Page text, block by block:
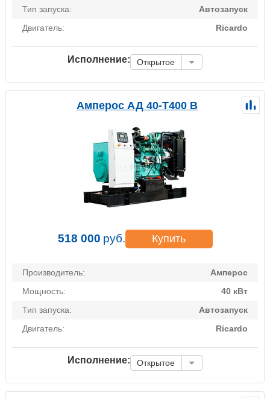
Тип запуска:
Автозапуск
Двигатель:
Ricardo
Исполнение: Открытое
Амперос АД 40-Т400 B
518 000 руб. Купить
Производитель:
Амперос
Мощность:
40 кВт
Тип запуска:
Автозапуск
Двигатель:
Ricardo
Исполнение: Открытое